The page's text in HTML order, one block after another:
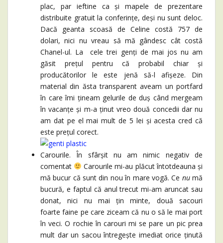
plac, par ieftine ca și mapele de prezentare
distribuite gratuit la conferințe, deși nu sunt deloc.
Dacă geanta scoasă de Celine costă 757 de
dolari, nici nu vreau să mă gândesc cât costă
Chanel-ul. La cele trei genți de mai jos nu am
găsit prețul pentru că probabil chiar și
producătorilor le este jenă să-l afișeze. Din
material din ăsta transparent aveam un portfard
în care îmi țineam gelurile de duș când mergeam
în vacanțe și m-a ținut vreo două concedii dar nu
am dat pe el mai mult de 5 lei și acesta cred că
este prețul corect.
Carourile. În sfârșit nu am nimic negativ de
comentat
Carourile mi-au plăcut întotdeauna și
mă bucur că sunt din nou în mare vogă. Ce numă
bucură, e faptul că anul trecut mi-am aruncat sau
donat, nici nu mai țin minte, două sacouri
foarte faine pe care ziceam că nu o să le mai port
în veci. O rochie în carouri mi se pare un pic prea
mult dar un sacou întregește imediat orice ținută